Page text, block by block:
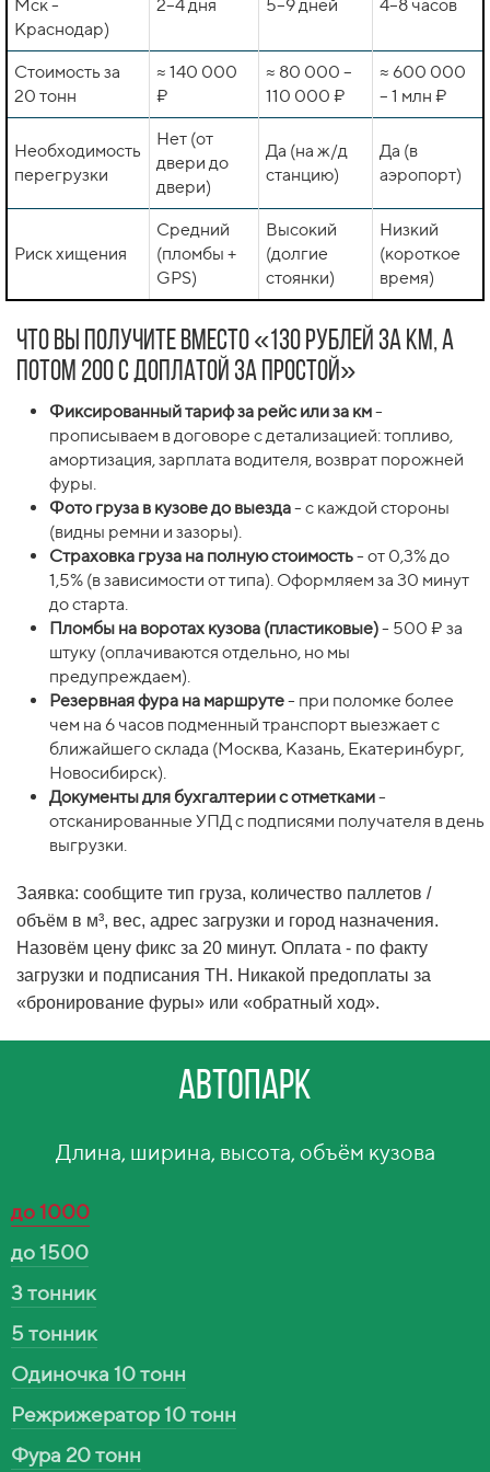
Мск -
Краснодар)
2–4 дня 5–9 дней 4–8 часов
Стоимость за
20 тонн
≈ 140 000
₽
≈ 80 000 –
110 000 ₽
≈ 600 000
– 1 млн ₽
Необходимость
перегрузки
Нет (от
двери до
двери)
Да (на ж/д
станцию)
Да (в
аэропорт)
Риск хищения
Средний
(пломбы +
GPS)
Высокий
(долгие
стоянки)
Низкий
(короткое
время)
Что вы получите вместо «130 рублей за км, а
потом 200 с доплатой за простой»
Фиксированный тариф за рейс или за км-
прописываем в договоре с детализацией: топливо,
амортизация, зарплата водителя, возврат порожней
фуры.
Фото груза в кузове до выезда- с каждой стороны
(видны ремни и зазоры).
Страховка груза на полную стоимость- от 0,3% до
1,5% (в зависимости от типа). Оформляем за 30 минут
до старта.
Пломбы на воротах кузова (пластиковые)- 500 ₽ за
штуку (оплачиваются отдельно, но мы
предупреждаем).
Резервная фура на маршруте- при поломке более
чем на 6 часов подменный транспорт выезжает с
ближайшего склада (Москва, Казань, Екатеринбург,
Новосибирск).
Документы для бухгалтерии с отметками-
отсканированные УПД с подписями получателя в день
выгрузки.
Заявка: сообщите тип груза, количество паллетов /
объём в м³, вес, адрес загрузки и город назначения.
Назовём цену фикс за 20 минут. Оплата - по факту
загрузки и подписания ТН. Никакой предоплаты за
«бронирование фуры» или «обратный ход».
Автопарк
Длина, ширина, высота, объём кузова
до 1000
до 1500
3 тонник
5 тонник
Одиночка 10 тонн
Режрижератор 10 тонн
Фура 20 тонн